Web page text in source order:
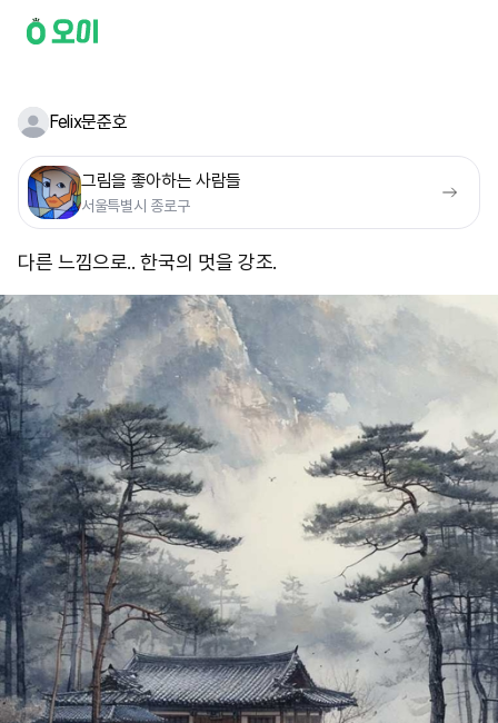
Felix문준호
그림을 좋아하는 사람들
서울특별시 종로구
다른 느낌으로.. 한국의 멋을 강조.